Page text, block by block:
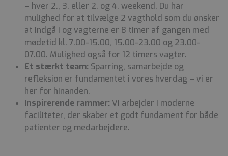
– hver 2., 3. eller 2. og 4. weekend. Du har
mulighed for at tilvælge 2 vagthold som du ønsker
at indgå i og vagterne er 8 timer af gangen med
mødetid kl. 7.00-15.00, 15.00-23.00 og 23.00-
07.00. Mulighed også for 12 timers vagter.
Et stærkt team: Sparring, samarbejde og
refleksion er fundamentet i vores hverdag – vi er
her for hinanden.
Inspirerende rammer: Vi arbejder i moderne
faciliteter, der skaber et godt fundament for både
patienter og medarbejdere.